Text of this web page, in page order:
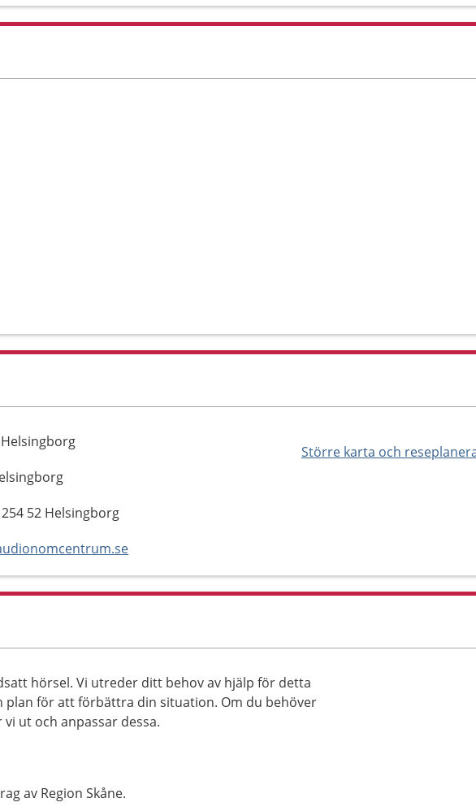
Större karta och
52 Helsingborg
hörsel. Vi utreder ditt behov av hjälp för detta
plan för att förbättra din situation. Om du behöver
ut och anpassar dessa.
av Region Skåne.